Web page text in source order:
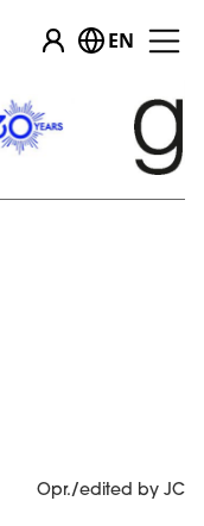
EN
Opr./edited by JC